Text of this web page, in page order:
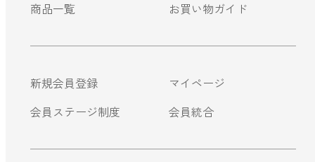
商品一覧 お買い物ガイド
新規会員登録
マイページ
会員ステージ制度
会員統合